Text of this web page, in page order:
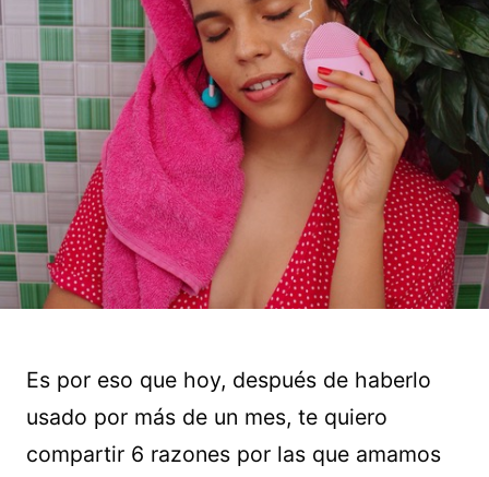
Es por eso que hoy, después de haberlo
usado por más de un mes, te quiero
compartir 6 razones por las que amamos